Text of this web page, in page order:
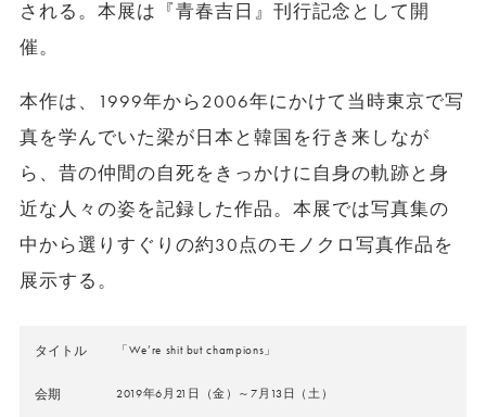
される。本展は『青春吉日』刊行記念として開
催。
本作は、1999年から2006年にかけて当時東京で写
真を学んでいた梁が日本と韓国を行き来しなが
ら、昔の仲間の自死をきっかけに自身の軌跡と身
近な人々の姿を記録した作品。本展では写真集の
中から選りすぐりの約30点のモノクロ写真作品を
展示する。
タイトル 「We’re shit but champions」
会期 2019年6月21日（金）～7月13日（土）